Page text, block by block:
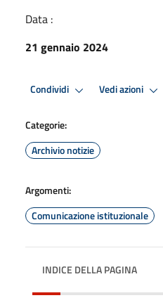
Data :
21 gennaio 2024
Condividi Vedi azioni
Categorie:
Archivio notizie
Argomenti:
Comunicazione istituzionale
INDICE DELLA PAGINA